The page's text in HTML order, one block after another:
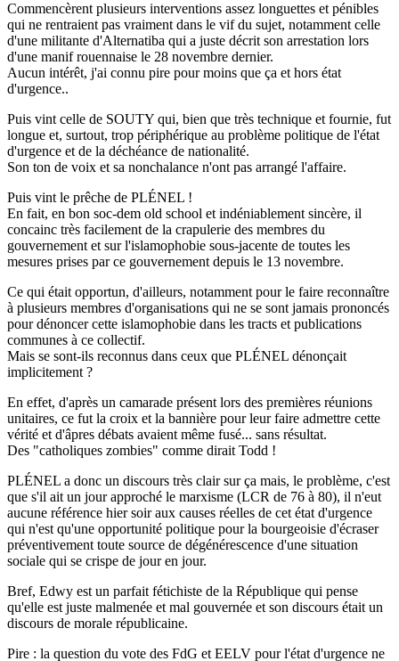
Commencèrent plusieurs interventions assez longuettes et pénibles
qui ne rentraient pas vraiment dans le vif du sujet, notamment celle
d'une militante d'Alternatiba qui a juste décrit son arrestation lors
d'une manif rouennaise le 28 novembre dernier.
Aucun intérêt, j'ai connu pire pour moins que ça et hors état
d'urgence..
Puis vint celle de SOUTY qui, bien que très technique et fournie, fut
longue et, surtout, trop périphérique au problème politique de l'état
d'urgence et de la déchéance de nationalité.
Son ton de voix et sa nonchalance n'ont pas arrangé l'affaire.
Puis vint le prêche de PLÉNEL !
En fait, en bon soc-dem old school et indéniablement sincère, il
concainc très facilement de la crapulerie des membres du
gouvernement et sur l'islamophobie sous-jacente de toutes les
mesures prises par ce gouvernement depuis le 13 novembre.
Ce qui était opportun, d'ailleurs, notamment pour le faire reconnaître
à plusieurs membres d'organisations qui ne se sont jamais prononcés
pour dénoncer cette islamophobie dans les tracts et publications
communes à ce collectif.
Mais se sont-ils reconnus dans ceux que PLÉNEL dénonçait
implicitement ?
En effet, d'après un camarade présent lors des premières réunions
unitaires, ce fut la croix et la bannière pour leur faire admettre cette
vérité et d'âpres débats avaient même fusé... sans résultat.
Des "catholiques zombies" comme dirait Todd !
PLÉNEL a donc un discours très clair sur ça mais, le problème, c'est
que s'il ait un jour approché le marxisme (LCR de 76 à 80), il n'eut
aucune référence hier soir aux causes réelles de cet état d'urgence
qui n'est qu'une opportunité politique pour la bourgeoisie d'écraser
préventivement toute source de dégénérescence d'une situation
sociale qui se crispe de jour en jour.
Bref, Edwy est un parfait fétichiste de la République qui pense
qu'elle est juste malmenée et mal gouvernée et son discours était un
discours de morale républicaine.
Pire : la question du vote des FdG et EELV pour l'état d'urgence ne